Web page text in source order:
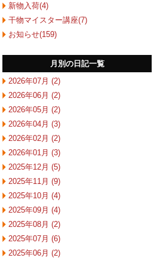
新物入荷(4)
干物マイスター講座(7)
お知らせ(159)
月別の日記一覧
2026年07月 (2)
2026年06月 (2)
2026年05月 (2)
2026年04月 (3)
2026年02月 (2)
2026年01月 (3)
2025年12月 (5)
2025年11月 (9)
2025年10月 (4)
2025年09月 (4)
2025年08月 (2)
2025年07月 (6)
2025年06月 (2)